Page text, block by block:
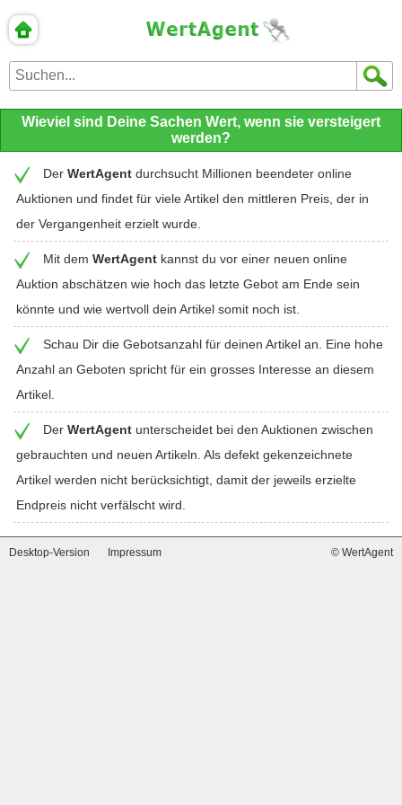
Wieviel sind Deine Sachen Wert, wenn sie versteigert
werden?
Der WertAgent durchsucht Millionen beendeter online
Auktionen und findet für viele Artikel den mittleren Preis, der in
der Vergangenheit erzielt wurde.
Mit dem WertAgent kannst du vor einer neuen online
Auktion abschätzen wie hoch das letzte Gebot am Ende sein
könnte und wie wertvoll dein Artikel somit noch ist.
Schau Dir die Gebotsanzahl für deinen Artikel an. Eine hohe
Anzahl an Geboten spricht für ein grosses Interesse an diesem
Artikel.
Der WertAgent unterscheidet bei den Auktionen zwischen
gebrauchten und neuen Artikeln. Als defekt gekenzeichnete
Artikel werden nicht berücksichtigt, damit der jeweils erzielte
Endpreis nicht verfälscht wird.
Desktop-Version Impressum © WertAgent